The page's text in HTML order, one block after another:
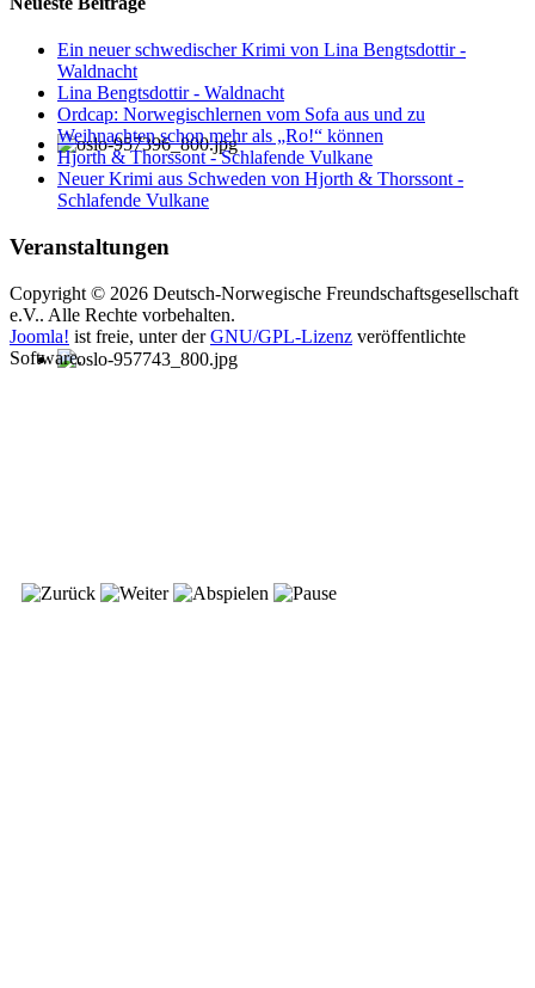
Ein neuer schwedischer Krimi von Lina Bengtsdottir -
Waldnacht
Lina Bengtsdottir - Waldnacht
Ordcap: Norwegischlernen vom Sofa aus und zu
Weihnachten schon mehr als „Ro!“ können
Hjorth & Thorssont - Schlafende Vulkane
Neuer Krimi aus Schweden von Hjorth & Thorssont -
Schlafende Vulkane
Veranstaltungen
Copyright © 2026 Deutsch-Norwegische Freundschaftsgesellschaft
e.V.. Alle Rechte vorbehalten.
Joomla! ist freie, unter derGNU/GPL-Lizenz veröffentlichte
Software.